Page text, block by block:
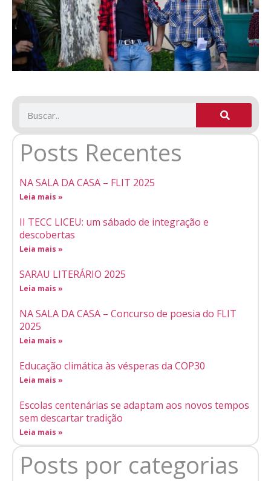
Posts Recentes
NA SALA DA CASA – FLIT 2025
Leia mais »
II TECC LICEU: um sábado de integração e
descobertas
Leia mais »
SARAU LITERÁRIO 2025
Leia mais »
NA SALA DA CASA – Concurso de poesia do FLIT
2025
Leia mais »
Educação climática às vésperas da COP30
Leia mais »
Escolas centenárias se adaptam aos novos tempos
sem descartar tradição
Leia mais »
Posts por categorias